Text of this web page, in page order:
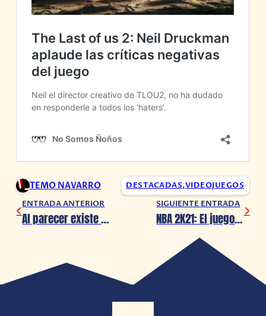
TEMO NAVARRO DESTACADAS,VIDEOJUEGOS
ENTRADA ANTERIOR
Al parecer existe un ‘Schumacher’s Cut’ de Batman Forever de casi 3 horas
SIGUIENTE ENTRADA
NBA 2K21: El juego que marcaría el aumento de precio de la siguiente generación